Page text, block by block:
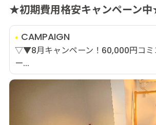
★初期費用格安キャンペーン
CAMPAIGN
▽▼8月キャンペーン！60,000円コミ
ー...